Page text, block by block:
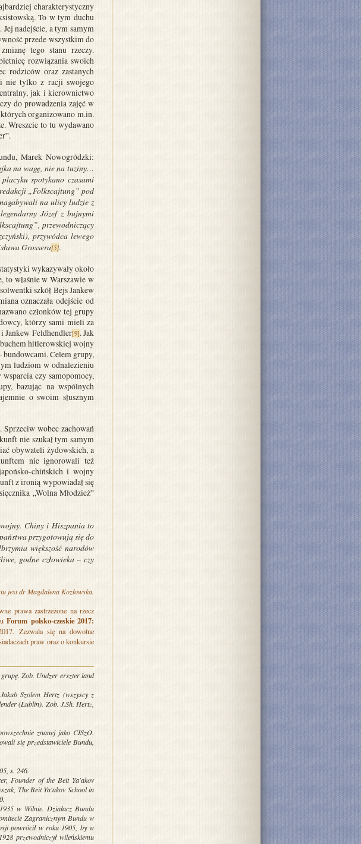
charakterystyczny
To w tym duchu
nadejście, a tym samym
przede wszystkim do
tego stanu rzeczy.
rozwiązania swoich
rodziców oraz zastanych
nie tylko z racji swojego
jak i kierownictwo
do prowadzenia zajęć w
organizowano m.in.
Wreszcie to tu wydawano
Marek Nowogródzki:
na wagę, nie na tuziny…
spotykano czasami
„Folkscajtung” pod
na ulicy ludzie z
Józef z bujnymi
przewodniczący
przywódca lewego
Grossera[5].
wykazywały około
to właśnie w Warszawie w
szkół Bejs Jankew
oznaczała odejście od
członków tej grupy
którzy sami mieli za
Jankew Feldhendler[9]. Jak
hitlerowskiej wojny
Celem grupy,
ludziom w odnalezieniu
czy samopomocy,
bazując na wspólnych
o swoim słusznym
wobec zachowań
nie szukał tym samym
obywateli żydowskich, a
nie ignorowali też
chińskich i wojny
z ironią wypowiadał się
„Wolna Młodzież”
Chiny i Hiszpania to
przygotowują się do
większość narodów
godne człowieka – czy
jest dr Magdalena Kozłowska.
prawa zastrzeżone na rzecz
Forum polsko-czeskie 2017:
Zezwala się na dowolne
praw oraz o konkursie
Zob. Undzer erszter land
Szolem Hertz (wszyscy z
(Lublin). Zob. J.Sh. Hertz,
znanej jako CISzO.
się przedstawiciele Bundu,
s. 246.
Founder of the Beit Ya'akov
The Beit Ya'akov School in
w Wilnie. Działacz Bundu
Zagranicznym Bundu w
powrócił w roku 1905, by w
przewodniczył wileńskiemu